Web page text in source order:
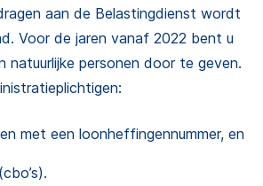
aan de Belastingdienst wordt
Voor de jaren vanaf 2022 bent u
natuurlijke personen door te geven.
met een loonheffingennummer, en